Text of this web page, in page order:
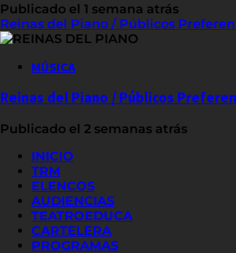
Publicado el 1 semana atrás
Reinas del Piano / Públicos
MÚSICA
Reinas del Piano / Públicos
Publicado el 2 semanas atrás
INICIO
TRM
ELENCOS
AUDIENCIAS
TEATROEDUCA
CARTELERA
PROGRAMAS